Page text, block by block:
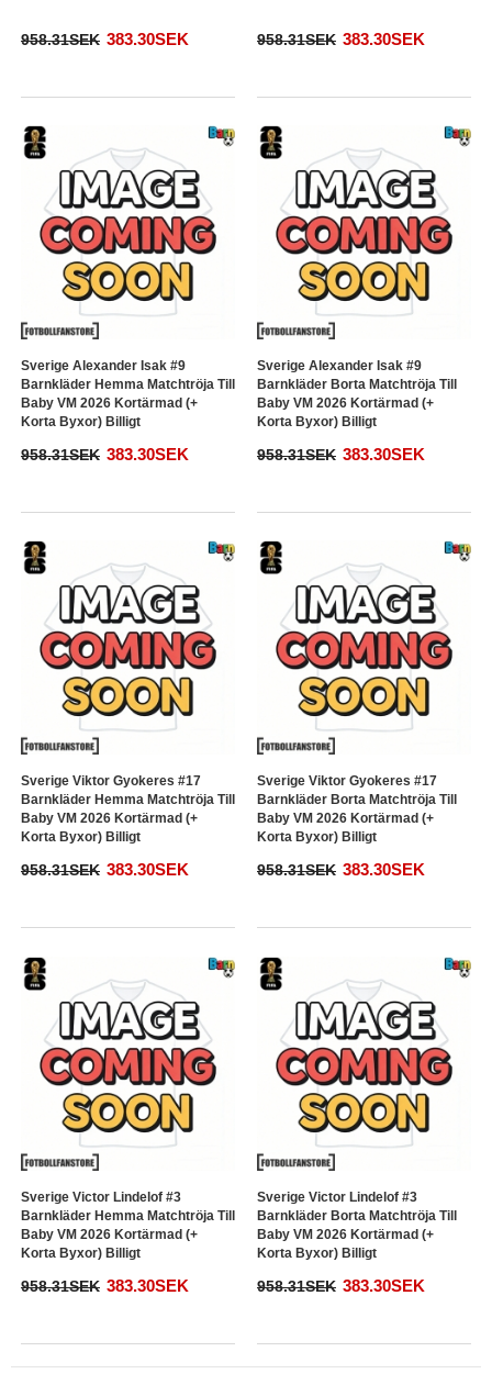
958.31SEK 383.30SEK 958.31SEK 383.30SEK
Sverige Alexander Isak #9
Barnkläder Hemma Matchtröja Till
Baby VM 2026 Kortärmad (+
Korta Byxor) Billigt
958.31SEK 383.30SEK
Sverige Alexander Isak #9
Barnkläder Borta Matchtröja Till
Baby VM 2026 Kortärmad (+
Korta Byxor) Billigt
958.31SEK 383.30SEK
Sverige Viktor Gyokeres #17
Barnkläder Hemma Matchtröja Till
Baby VM 2026 Kortärmad (+
Korta Byxor) Billigt
958.31SEK 383.30SEK
Sverige Viktor Gyokeres #17
Barnkläder Borta Matchtröja Till
Baby VM 2026 Kortärmad (+
Korta Byxor) Billigt
958.31SEK 383.30SEK
Sverige Victor Lindelof #3
Barnkläder Hemma Matchtröja Till
Baby VM 2026 Kortärmad (+
Korta Byxor) Billigt
958.31SEK 383.30SEK
Sverige Victor Lindelof #3
Barnkläder Borta Matchtröja Till
Baby VM 2026 Kortärmad (+
Korta Byxor) Billigt
958.31SEK 383.30SEK